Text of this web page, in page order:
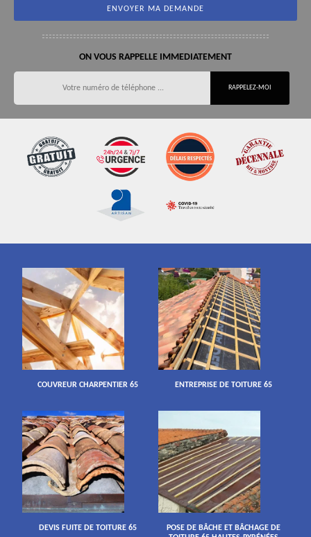
ON VOUS RAPPELLE IMMEDIATEMENT
COUVREUR CHARPENTIER 65 ENTREPRISE DE TOITURE 65
DEVIS FUITE DE TOITURE 65
POSE DE BÂCHE ET BÂCHAGE DE